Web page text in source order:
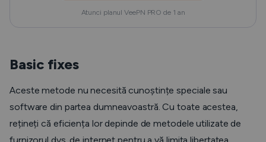
Atunci planul VeePN PRO de 1 an
Basic fixes
Aceste metode nu necesită cunoștințe speciale sau
software din partea dumneavoastră. Cu toate acestea,
rețineți că eficiența lor depinde de metodele utilizate de